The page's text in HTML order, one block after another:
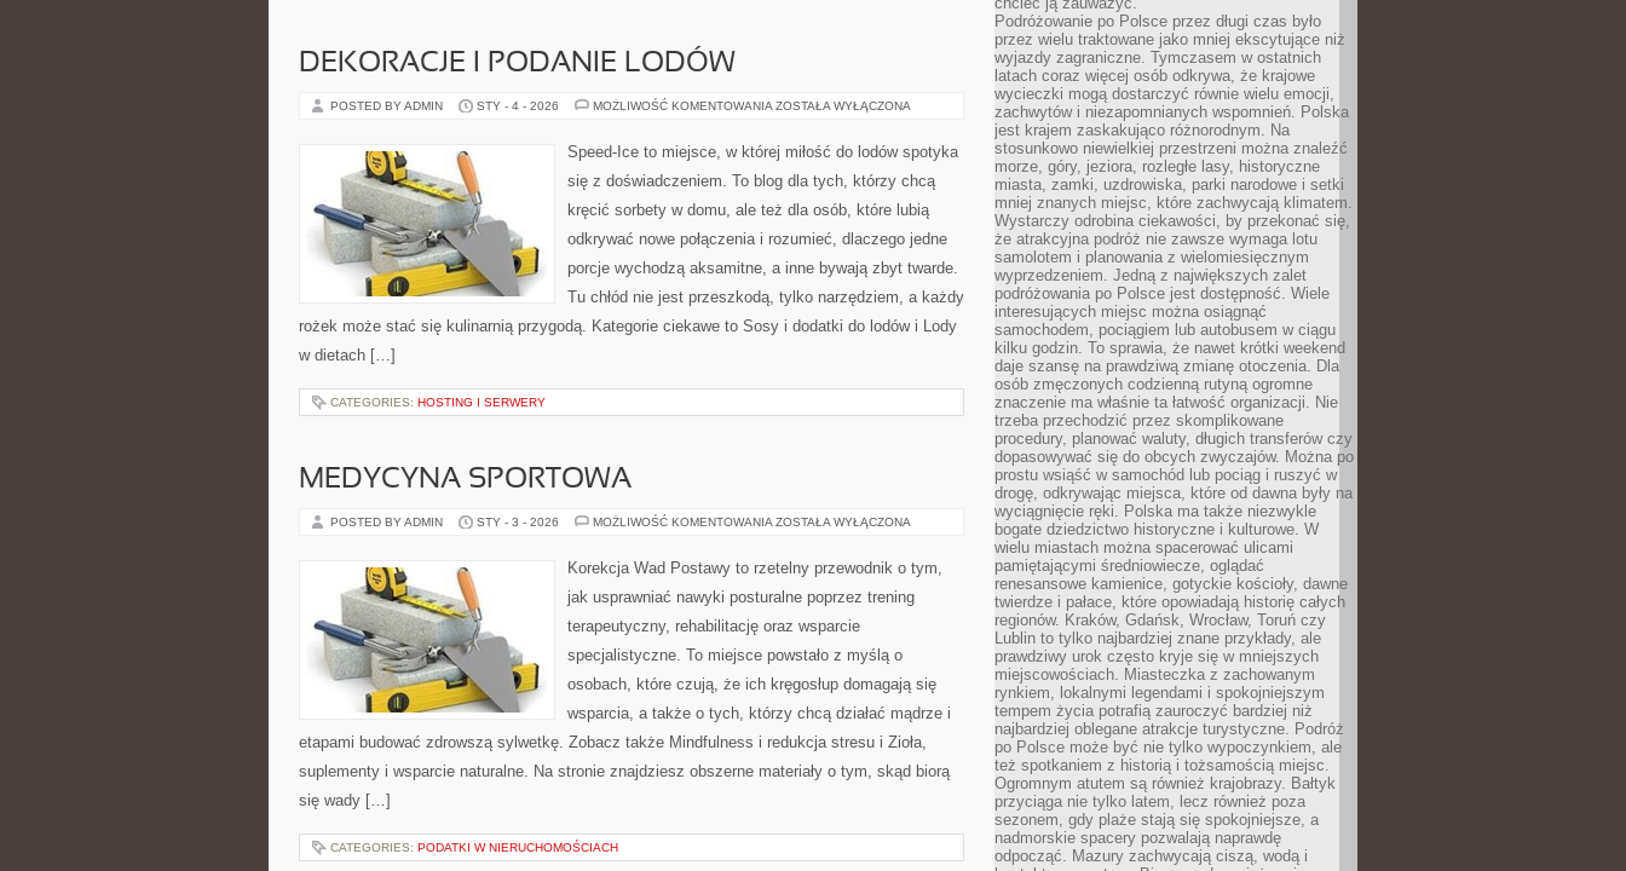
DEKORACJE I PODANIE LODÓW
POSTED BY ADMIN STY - 4 - 2026 MOŻLIWOŚĆ KOMENTOWANIA DEKORACJE
LODÓW
ZOSTAŁA WYŁĄCZONA
Speed-Ice to miejsce, w której miłość do lodów spotyka
się z doświadczeniem. To blog dla tych, którzy chcą
kręcić sorbety w domu, ale też dla osób, które lubią
odkrywać nowe połączenia i rozumieć, dlaczego jedne
porcje wychodzą aksamitne, a inne bywają zbyt twarde.
Tu chłód nie jest przeszkodą, tylko narzędziem, a każdy
rożek może stać się kulinarnią przygodą. Kategorie ciekawe to Sosy i dodatki do lodów i Lody
w dietach […]
CATEGORIES: HOSTING I SERWERY
MEDYCYNA SPORTOWA
POSTED BY ADMIN STY - 3 - 2026 MOŻLIWOŚĆ KOMENTOWANIA MEDYCYNA
ZOSTAŁA WYŁĄCZONA
Korekcja Wad Postawy to rzetelny przewodnik o tym,
jak usprawniać nawyki posturalne poprzez trening
terapeutyczny, rehabilitację oraz wsparcie
specjalistyczne. To miejsce powstało z myślą o
osobach, które czują, że ich kręgosłup domagają się
wsparcia, a także o tych, którzy chcą działać mądrze i
etapami budować zdrowszą sylwetkę. Zobacz także Mindfulness i redukcja stresu i Zioła,
suplementy i wsparcie naturalne. Na stronie znajdziesz obszerne materiały o tym, skąd biorą
się wady […]
CATEGORIES: PODATKI W NIERUCHOMOŚCIACH
Podróżowanie po Polsce przez długi czas było
przez wielu traktowane jako mniej ekscytujące niż
wyjazdy zagraniczne. Tymczasem w ostatnich
latach coraz więcej osób odkrywa, że krajowe
wycieczki mogą dostarczyć równie wielu emocji,
zachwytów i niezapomnianych wspomnień. Polska
jest krajem zaskakująco różnorodnym. Na
stosunkowo niewielkiej przestrzeni można znaleźć
morze, góry, jeziora, rozległe lasy, historyczne
miasta, zamki, uzdrowiska, parki narodowe i setki
mniej znanych miejsc, które zachwycają klimatem.
Wystarczy odrobina ciekawości, by przekonać się,
że atrakcyjna podróż nie zawsze wymaga lotu
samolotem i planowania z wielomiesięcznym
wyprzedzeniem. Jedną z największych zalet
podróżowania po Polsce jest dostępność. Wiele
interesujących miejsc można osiągnąć
samochodem, pociągiem lub autobusem w ciągu
kilku godzin. To sprawia, że nawet krótki weekend
daje szansę na prawdziwą zmianę otoczenia. Dla
osób zmęczonych codzienną rutyną ogromne
znaczenie ma właśnie ta łatwość organizacji. Nie
trzeba przechodzić przez skomplikowane
procedury, planować waluty, długich transferów czy
dopasowywać się do obcych zwyczajów. Można po
prostu wsiąść w samochód lub pociąg i ruszyć w
drogę, odkrywając miejsca, które od dawna były na
wyciągnięcie ręki. Polska ma także niezwykle
bogate dziedzictwo historyczne i kulturowe. W
wielu miastach można spacerować ulicami
pamiętającymi średniowiecze, oglądać
renesansowe kamienice, gotyckie kościoły, dawne
twierdze i pałace, które opowiadają historię całych
regionów. Kraków, Gdańsk, Wrocław, Toruń czy
Lublin to tylko najbardziej znane przykłady, ale
prawdziwy urok często kryje się w mniejszych
miejscowościach. Miasteczka z zachowanym
rynkiem, lokalnymi legendami i spokojniejszym
tempem życia potrafią zauroczyć bardziej niż
najbardziej oblegane atrakcje turystyczne. Podróż
po Polsce może być nie tylko wypoczynkiem, ale
też spotkaniem z historią i tożsamością miejsc.
Ogromnym atutem są również krajobrazy. Bałtyk
przyciąga nie tylko latem, lecz również poza
sezonem, gdy plaże stają się spokojniejsze, a
nadmorskie spacery pozwalają naprawdę
odpocząć. Mazury zachwycają ciszą, wodą i